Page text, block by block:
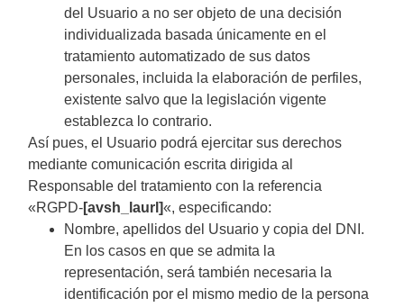
del Usuario a no ser objeto de una decisión
individualizada basada únicamente en el
tratamiento automatizado de sus datos
personales, incluida la elaboración de perfiles,
existente salvo que la legislación vigente
establezca lo contrario.
Así pues, el Usuario podrá ejercitar sus derechos
mediante comunicación escrita dirigida al
Responsable del tratamiento con la referencia
«RGPD-[avsh_laurl]«, especificando:
Nombre, apellidos del Usuario y copia del DNI.
En los casos en que se admita la
representación, será también necesaria la
identificación por el mismo medio de la persona